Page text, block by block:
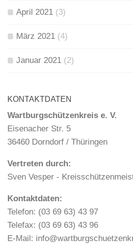
April 2021 (3)
März 2021 (4)
Januar 2021 (2)
KONTAKTDATEN
Wartburgschützenkreis e. V.
Eisenacher Str. 5
36460 Dorndorf / Thüringen
Vertreten durch:
Sven Vesper -
Kontaktdaten:
Telefon: (03 69 63) 43 97
Telefax: (03 69 63) 43 96
E-Mail: